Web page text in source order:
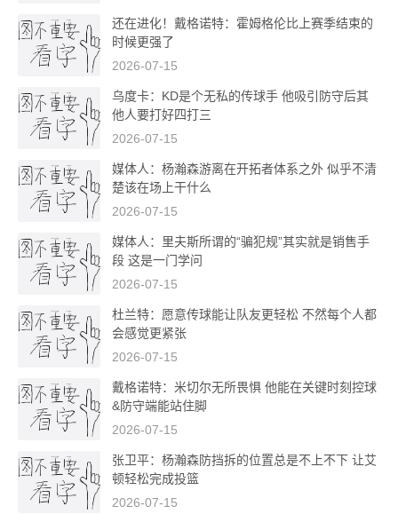
还在进化！戴格诺特：霍姆格伦比上赛季结束的
时候更强了
2026-07-15
乌度卡：KD是个无私的传球手 他吸引防守后其
他人要打好四打三
2026-07-15
媒体人：杨瀚森游离在开拓者体系之外 似乎不清
楚该在场上干什么
2026-07-15
媒体人：里夫斯所谓的“骗犯规”其实就是销售手
段 这是一门学问
2026-07-15
杜兰特：愿意传球能让队友更轻松 不然每个人都
会感觉更紧张
2026-07-15
戴格诺特：米切尔无所畏惧 他能在关键时刻控球
&防守端能站住脚
2026-07-15
张卫平：杨瀚森防挡拆的位置总是不上不下 让艾
顿轻松完成投篮
2026-07-15